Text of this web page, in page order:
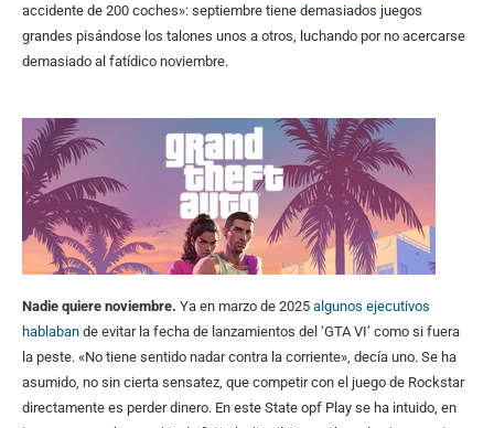
accidente de 200 coches»: septiembre tiene demasiados juegos
grandes pisándose los talones unos a otros, luchando por no acercarse
demasiado al fatídico noviembre.
Nadie quiere noviembre. Ya en marzo de 2025 algunos ejecutivos
hablaban de evitar la fecha de lanzamientos del ‘GTA VI’ como si fuera
la peste. «No tiene sentido nadar contra la corriente», decía uno. Se ha
asumido, no sin cierta sensatez, que competir con el juego de Rockstar
directamente es perder dinero. En este State opf Play se ha intuido, en